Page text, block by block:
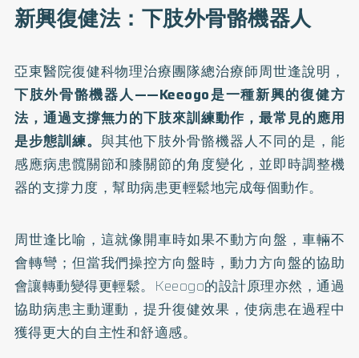
新興復健法：下肢外骨骼機器人
亞東醫院復健科物理治療團隊總治療師周世逢說明，
下肢外骨骼機器人——Keeogo是一種新興的復健方
法，通過支撐無力的下肢來訓練動作，最常見的應用
是步態訓練。 與其他下肢外骨骼機器人不同的是，能
感應病患髖關節和膝關節的角度變化，並即時調整機
器的支撐力度，幫助病患更輕鬆地完成每個動作。
周世逢比喻，這就像開車時如果不動方向盤，車輛不
會轉彎；但當我們操控方向盤時，動力方向盤的協助
會讓轉動變得更輕鬆。Keeogo的設計原理亦然，通過
協助病患主動運動，提升復健效果，使病患在過程中
獲得更大的自主性和舒適感。